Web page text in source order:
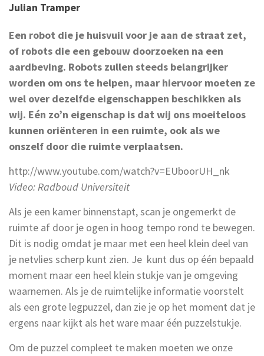
Julian Tramper
Een robot die je huisvuil voor je aan de straat zet,
of robots die een gebouw doorzoeken na een
aardbeving. Robots zullen steeds belangrijker
worden om ons te helpen, maar hiervoor moeten ze
wel over dezelfde eigenschappen beschikken als
wij. Eén zo’n eigenschap is dat wij ons moeiteloos
kunnen oriënteren in een ruimte, ook als we
onszelf door die ruimte verplaatsen.
http://www.youtube.com/watch?v=EUboorUH_nk
Video: Radboud Universiteit
Als je een kamer binnenstapt, scan je ongemerkt de
ruimte af door je ogen in hoog tempo rond te bewegen.
Dit is nodig omdat je maar met een heel klein deel van
je netvlies scherp kunt zien. Je kunt dus op één bepaald
moment maar een heel klein stukje van je omgeving
waarnemen. Als je de ruimtelijke informatie voorstelt
als een grote legpuzzel, dan zie je op het moment dat je
ergens naar kijkt als het ware maar één puzzelstukje.
Om de puzzel compleet te maken moeten we onze